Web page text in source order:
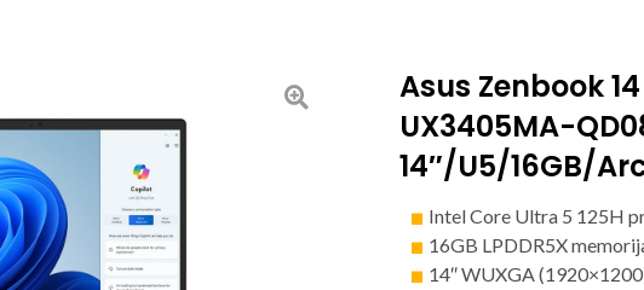
Asus Zenbook
UX3405MA-
14″/U5/16GB/
Intel Core Ultra 5 125H
16GB LPDDR5X
14″ WUXGA